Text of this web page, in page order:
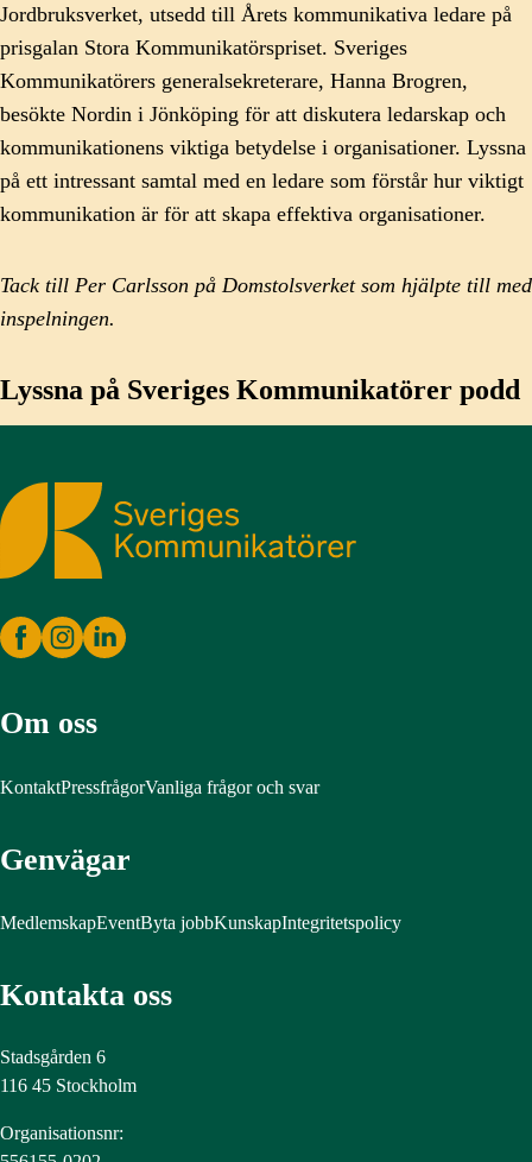
Jordbruksverket, utsedd till Årets kommunikativa ledare på
prisgalan Stora Kommunikatörspriset. Sveriges
Kommunikatörers generalsekreterare, Hanna Brogren,
besökte Nordin i Jönköping för att diskutera ledarskap och
kommunikationens viktiga betydelse i organisationer. Lyssna
på ett intressant samtal med en ledare som förstår hur viktigt
kommunikation är för att skapa effektiva organisationer.
Tack till Per Carlsson på Domstolsverket som hjälpte till med
inspelningen.
Lyssna på Sveriges Kommunikatörer podd
Sveriges Kommunikatörer
Om oss
KontaktPressfrågorVanliga frågor och svar
Genvägar
MedlemskapEventByta jobbKunskapIntegritetspolicy
Kontakta oss
Stadsgården 6
116 45 Stockholm
Organisationsnr: